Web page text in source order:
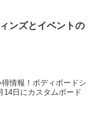
ンズとイベントの
情報！ボディボードシ
14日にカスタムボード